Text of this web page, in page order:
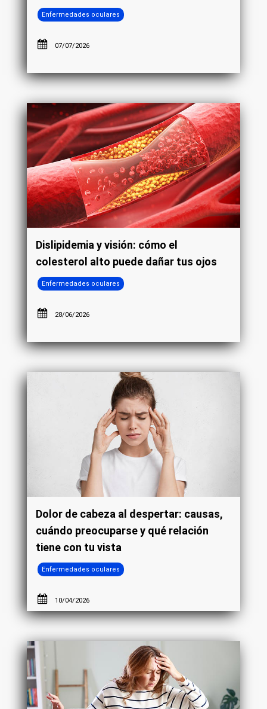
Enfermedades oculares
07/07/2026
Dislipidemia y visión: cómo el
colesterol alto puede dañar tus ojos
Enfermedades oculares
28/06/2026
Dolor de cabeza al despertar: causas,
cuándo preocuparse y qué relación
tiene con tu vista
Enfermedades oculares
10/04/2026